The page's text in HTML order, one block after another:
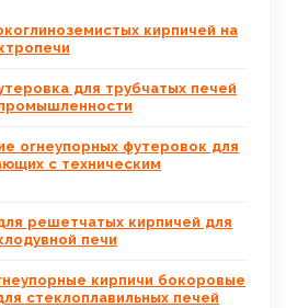
кирпичей на
для трубчатых печей
огнеупорных футеровок для
с техническим
решетчатых кирпичей для
печи
кирпичи бокоровые
стеклоплавильных печей